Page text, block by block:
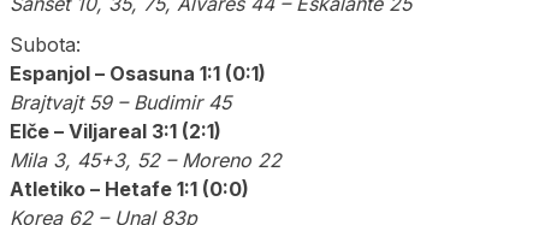
Subota:
Espanjol – Osasuna 1:1 (0:1)
Brajtvajt 59 – Budimir 45
Elče – Viljareal 3:1 (2:1)
Mila 3, 45+3, 52 – Moreno 22
Atletiko – Hetafe 1:1 (0:0)
Korea 62 – Unal 83p